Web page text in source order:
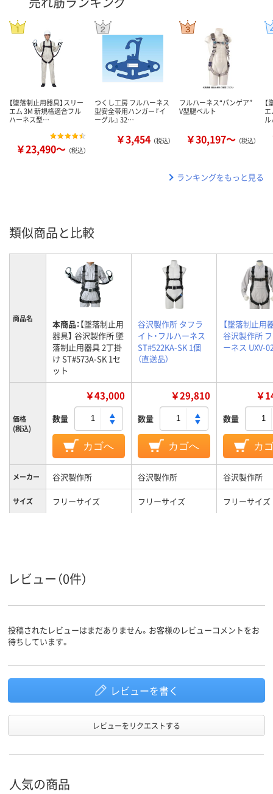
【墜落制止用器具】スリー
エム 3M 新規格適合フル
ハーネス型…
￥23,490～ （税込）
つくし工房 フルハーネス
型安全帯用ハンガー『イ
ーグル』 32…
￥3,454 （税込）
フルハーネス“パンゲア”
V型腿ベルト
￥30,197～ （税込）
エ
ランキングをもっと見る
類似商品と比較
商品名 本商品：【墜落制止用
器具】 谷沢製作所 墜
落制止用器具 2丁掛
け ST#573A-SK 1セ
ット
谷沢製作所 タフラ
イト・フルハーネス
ST#522KA-SK 1個
（直送品）
【墜落制止用
谷沢製作所
ーネス UXV-
価格
(税込)
￥43,000
数量
カゴへ
￥29,810
数量
カゴへ
￥
数量
カ
メーカー 谷沢製作所 谷沢製作所 谷沢製作所
サイズ フリーサイズ フリーサイズ フリーサイズ
レビュー（0件）
投稿されたレビューはまだありません。お客様のレビューコメントをお
待ちしています。
レビューを書く
レビューをリクエストする
人気の商品